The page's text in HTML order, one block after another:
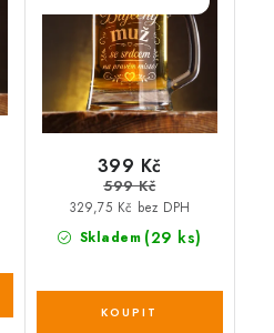
Skladem (29 ks)
329,75 Kč bez DPH
399 Kč
599 Kč